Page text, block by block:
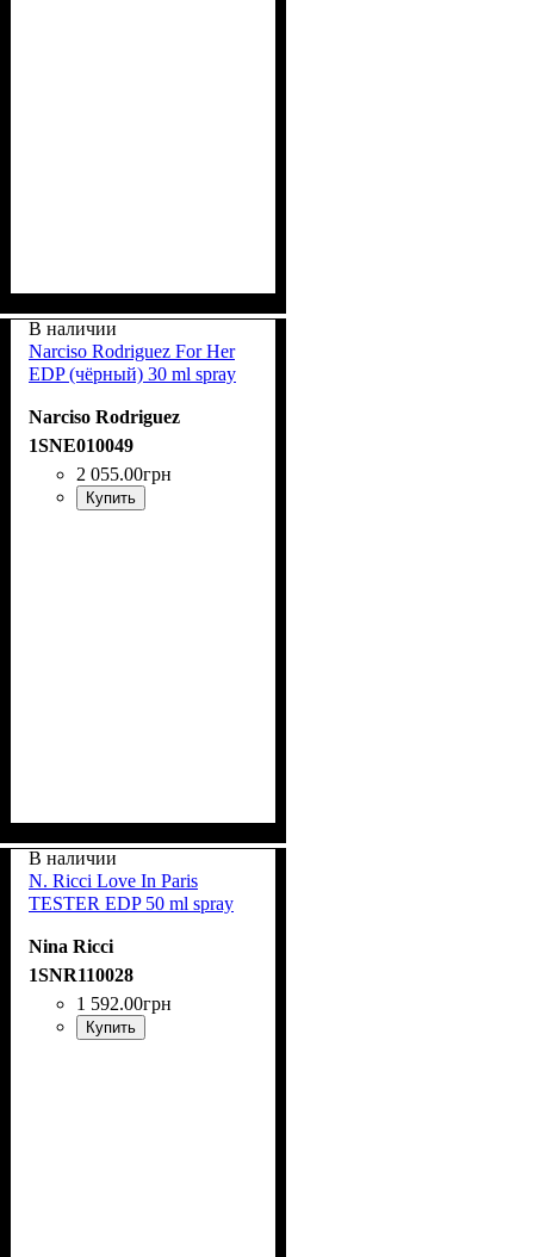
В наличии
Narciso Rodriguez For Her
EDP (чёрный) 30 ml spray
Narciso Rodriguez
1SNE010049
2 055.00грн
Купить
В наличии
N. Ricci Love In Paris
TESTER EDP 50 ml spray
Nina Ricci
1SNR110028
1 592.00грн
Купить